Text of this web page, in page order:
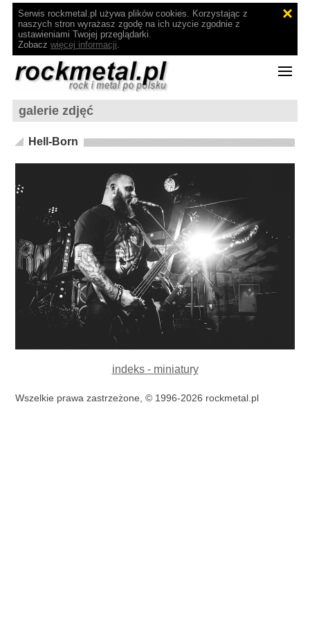
Serwis rockmetal.pl używa plików cookies. Korzystając z
naszych stron wyrażasz zgodę na ich użycie zgodnie z
ustawieniami Twojej przeglądarki.
Zobacz więcej informacji.
galerie zdjęć
Hell-Born
indeks - miniatury
Wszelkie prawa zastrzeżone, © 1996-2026 rockmetal.pl